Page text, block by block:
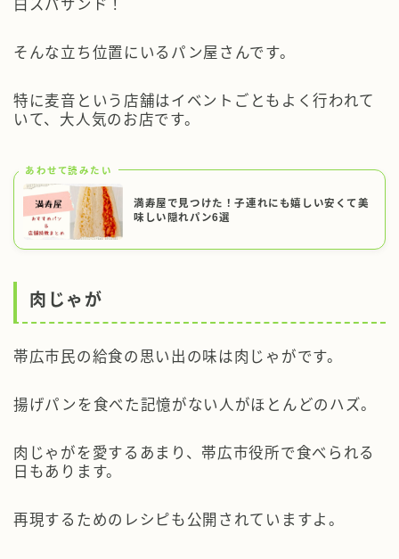
白スパサンド！
そんな立ち位置にいるパン屋さんです。
特に麦音 という店舗はイベントごともよく行われて
いて、大人気のお店です。
あわせて読みたい
満寿屋で見つけた！子連れにも嬉しい安くて美
味しい隠れパン6選
肉じゃが
帯広市民の給食の思い出の味は肉じゃがです。
揚げパンを食べた記憶がない人がほとんどのハズ。
肉じゃがを愛するあまり、帯広市役所で食べられる
日もあります。
再現するためのレシピも公開されていますよ。